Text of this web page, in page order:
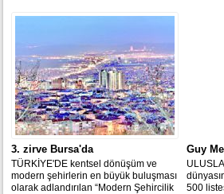
etkileyebilecek bir durumun olmadığını
3. zirve Bursa'da
TÜRKİYE'DE kentsel dönüşüm ve
modern şehirlerin en büyük buluşması
olarak adlandırılan “Modern Şehircilik
Guy
500